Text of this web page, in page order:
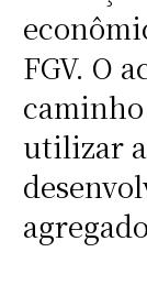
FGV. O
utilizar